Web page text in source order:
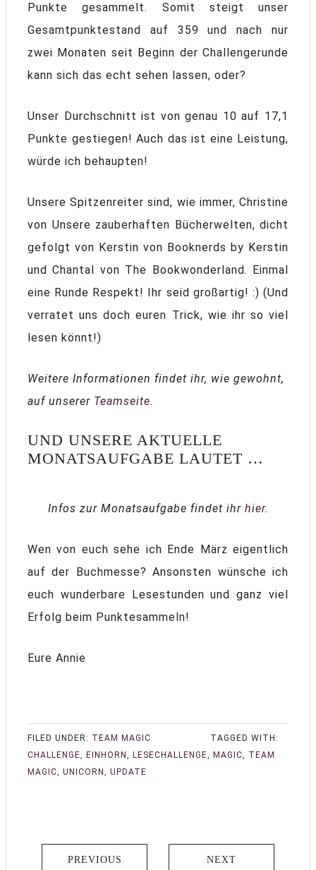
Punkte gesammelt. Somit steigt unser
Gesamtpunktestand auf 359 und nach nur
zwei Monaten seit Beginn der Challengerunde
kann sich das echt sehen lassen, oder?
Unser Durchschnitt ist von genau 10 auf 17,1
Punkte gestiegen! Auch das ist eine Leistung,
würde ich behaupten!
Unsere Spitzenreiter sind, wie immer, Christine
von Unsere zauberhaften Bücherwelten, dicht
gefolgt von Kerstin von Booknerds by Kerstin
und Chantal von The Bookwonderland. Einmal
eine Runde Respekt! Ihr seid großartig! :) (Und
verratet uns doch euren Trick, wie ihr so viel
lesen könnt!)
Weitere Informationen findet ihr, wie gewohnt,
auf unserer Teamseite.
UND UNSERE AKTUELLE
MONATSAUFGABE LAUTET …
Infos zur Monatsaufgabe findet ihr hier.
Wen von euch sehe ich Ende März eigentlich
auf der Buchmesse? Ansonsten wünsche ich
euch wunderbare Lesestunden und ganz viel
Erfolg beim Punktesammeln!
Eure Annie
FILED UNDER: TEAM MAGIC
TAGGED WITH:
CHALLENGE, EINHORN , LESECHALLENGE, MAGIC, TEAM
MAGIC, UNICORN , UPDATE
PREVIOUS NEXT